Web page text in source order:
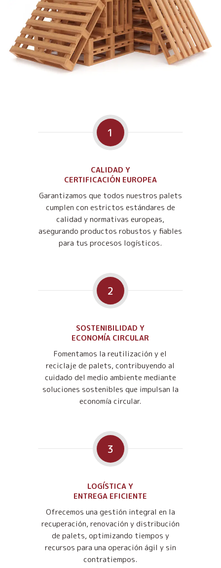
1
CALIDAD Y
CERTIFICACIÓN EUROPEA
Garantizamos que todos nuestros palets
cumplen con estrictos estándares de
calidad y normativas europeas,
asegurando productos robustos y fiables
para tus procesos logísticos.
2
SOSTENIBILIDAD Y
ECONOMÍA CIRCULAR
Fomentamos la reutilización y el
reciclaje de palets, contribuyendo al
cuidado del medio ambiente mediante
soluciones sostenibles que impulsan la
economía circular.
3
LOGÍSTICA Y
ENTREGA EFICIENTE
Ofrecemos una gestión integral en la
recuperación, renovación y distribución
de palets, optimizando tiempos y
recursos para una operación ágil y sin
contratiempos.